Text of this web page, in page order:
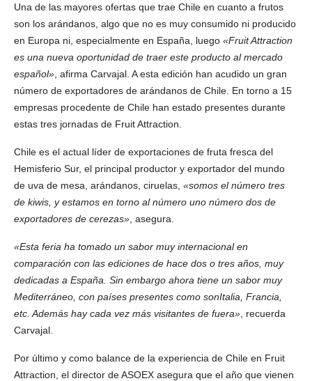
Una de las mayores ofertas que trae Chile en cuanto a frutos
son los arándanos, algo que no es muy consumido ni producido
en Europa ni, especialmente en España, luego «Fruit Attraction
es una nueva oportunidad de traer este producto al mercado
español» , afirma Carvajal. A esta edición han acudido un gran
número de exportadores de arándanos de Chile. En torno a 15
empresas procedente de Chile han estado presentes durante
estas tres jornadas de Fruit Attraction.
Chile es el actual líder de exportaciones de fruta fresca del
Hemisferio Sur, el principal productor y exportador del mundo
de uva de mesa, arándanos, ciruelas, «somos el número tres
de kiwis, y estamos en torno al número uno número dos de
exportadores de cerezas» , asegura.
«Esta feria ha tomado un sabor muy internacional en
comparación con las ediciones de hace dos o tres años, muy
dedicadas a España. Sin embargo ahora tiene un sabor muy
Mediterráneo, con países presentes como sonItalia, Francia,
etc. Además hay cada vez más visitantes de fuera» , recuerda
Carvajal.
Por último y como balance de la experiencia de Chile en Fruit
Attraction, el director de ASOEX asegura que el año que vienen